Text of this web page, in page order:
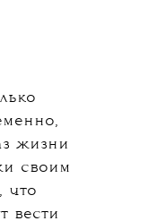
жизни
своим
что
вести